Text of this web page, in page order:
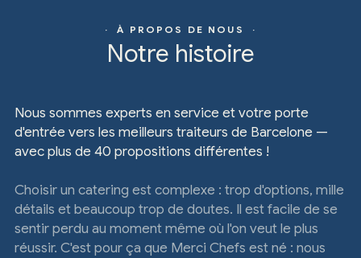
· À PROPOS DE NOUS ·
Notre histoire
Nous sommes experts en service et votre porte
d'entrée vers les meilleurs traiteurs de Barcelone —
avec plus de 40 propositions différentes !
Choisir un catering est complexe : trop d'options, mille
détails et beaucoup trop de doutes. Il est facile de se
sentir perdu au moment même où l'on veut le plus
réussir. C'est pour ça que Merci Chefs est né : nous